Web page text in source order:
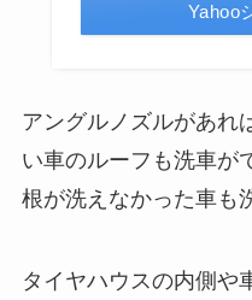
Yahoo
アングルノズルがあれ
い車のルーフも洗車が
根が洗えなかった車も
タイヤハウスの内側や